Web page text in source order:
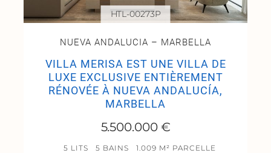
NUEVA ANDALUCIA – MARBELLA
VILLA MERISA EST UNE VILLA DE
LUXE EXCLUSIVE ENTIÈREMENT
RÉNOVÉE À NUEVA ANDALUCÍA,
MARBELLA
5.500.000 €
5 LITS 5 BAINS
1.009 M² PARCELLE
HTL-00273P